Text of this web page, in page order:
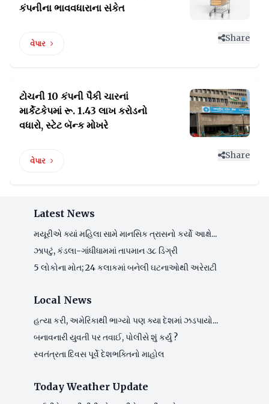
કંપનીના ભાવવધારાના સંકેત
વેપાર
Share
ટોચની 10 કંપની પૈકી ચારનાં
માર્કેટકેપમાં રૂ. 1.43 લાખ કરોડનો
વધારો, સ્ટેટ બૅન્ક મોખરે
વેપાર
Share
Latest News
મયૂરીએ ક્યાં મહિલા સામે માનસિક ત્રાસનો કર્યો આક્ષે...
ઝાપટું, કંડલા-ગાંધીધામમાં તાપમાન ૩૮ ડિગ્રી
5 લોકોના મોત; 24 કલાકમાં બનેલી ઘટનાઓથી અરેરાટી
Local News
હત્યા કરી, અમેરિકાથી ભાગ્યો પણ ક્યા દેશમાં ઝડપાયો...
બનાવનારી યુવતી પર તવાઈ, પોલીસે શું કર્યું ?
સ્વતંત્રતા દિવસ પૂર્વે દેશભક્તિનો માહોલ
Today Weather Update